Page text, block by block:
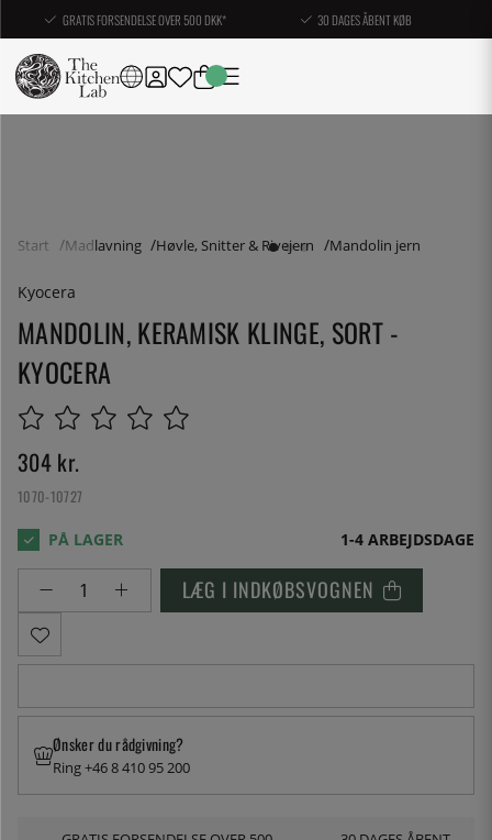
GRATIS FORSENDELSE OVER 500 DKK* 30 DAGES ÅBENT KØB
Start Madlavning Høvle, Snitter & Rivejern Mandolin jern
Kyocera
MANDOLIN, KERAMISK KLINGE, SORT -
KYOCERA
304kr.
1070-10727
1-4 ARBEJDSDAGE
LÆG I INDKØBSVOGNEN
Ønsker du rådgivning?
Ring +46 8 410 95 200